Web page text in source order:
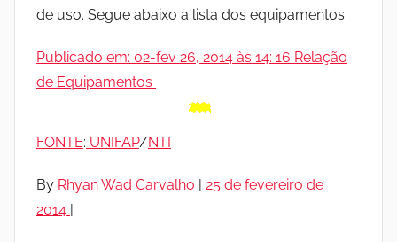
de uso. Segue abaixo a lista dos equipamentos:
Publicado em: 02-fev 26, 2014 às 14: 16 Relação
de Equipamentos
FONTE: UNIFAP/NTI
By Rhyan Wad Carvalho | 25 de fevereiro de
2014 |